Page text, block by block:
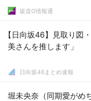
坂道G情報通
【日向坂46】見取り図
美さんを推します」
日向坂46まとめ速報
堀未央奈（同期愛がめ